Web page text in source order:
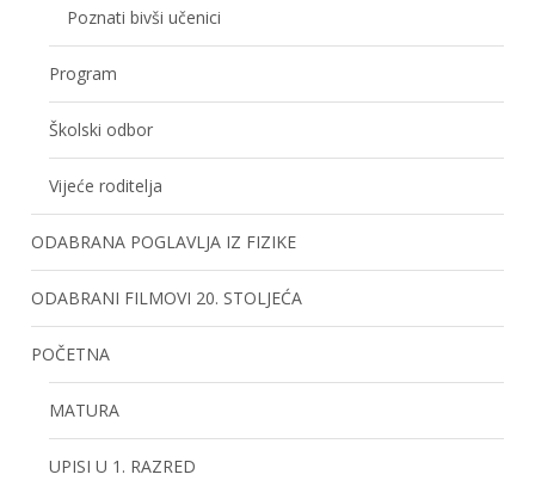
Poznati bivši učenici
Program
Školski odbor
Vijeće roditelja
ODABRANA POGLAVLJA IZ FIZIKE
ODABRANI FILMOVI 20. STOLJEĆA
POČETNA
MATURA
UPISI U 1. RAZRED